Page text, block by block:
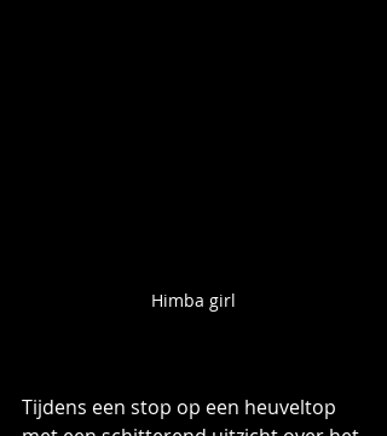
Himba girl
Tijdens een stop op een heuveltop